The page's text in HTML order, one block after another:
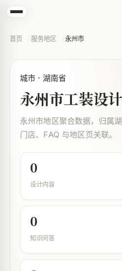
首页 服务地区 永州市
城市 · 湖南省
永州市工装设
永州市地区聚合数据，归属
门店、FAQ 与地区页关联。
0
设计内容
0
知识问答